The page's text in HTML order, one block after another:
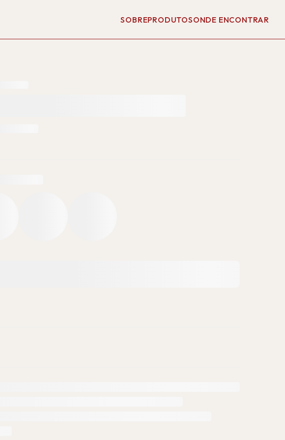
SOBREPRODUTOSONDE ENCONTRAR